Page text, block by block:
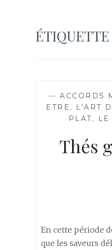
— ACCORDS
ETRE , L’ART
PLAT,
Thés
En cette période
que les saveurs